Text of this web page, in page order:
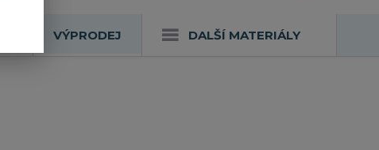
VÝPRODEJ DALŠÍ MATERIÁLY